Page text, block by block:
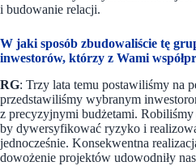
i budowanie relacji.
W jaki sposób zbudowaliście tę
inwestorów, którzy z Wami
RG: Trzy lata temu postawiliśmy na
przedstawiliśmy wybranym
z precyzyjnymi budżetami. Robiliśmy
by dywersyfikować ryzyko i
jednocześnie. Konsekwentna
dowożenie projektów udowodniły